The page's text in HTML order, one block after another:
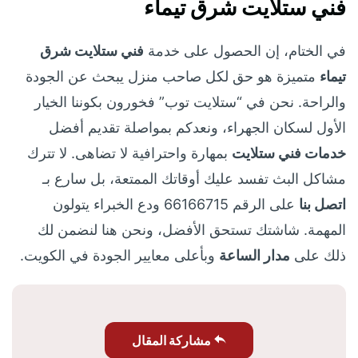
فني ستلايت شرق تيماء
في الختام، إن الحصول على خدمة فني ستلايت شرق
تيماء متميزة هو حق لكل صاحب منزل يبحث عن الجودة
والراحة. نحن في “ستلايت توب” فخورون بكوننا الخيار
الأول لسكان الجهراء، ونعدكم بمواصلة تقديم أفضل
خدمات فني ستلايت بمهارة واحترافية لا تضاهى. لا تترك
مشاكل البث تفسد عليك أوقاتك الممتعة، بل سارع بـ
اتصل بنا
على الرقم 66166715 ودع الخبراء يتولون
المهمة. شاشتك تستحق الأفضل، ونحن هنا لنضمن لك
ذلك على مدار الساعة وبأعلى معايير الجودة في الكويت.
مشاركة المقال